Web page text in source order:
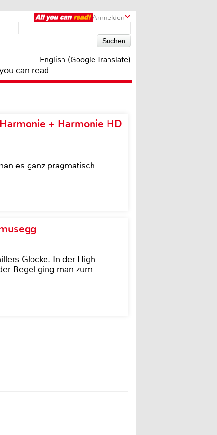
Anmelden
English (Google Translate)
can read
+ Harmonie HD
es ganz pragmatisch
Glocke. In der High
Regel ging man zum